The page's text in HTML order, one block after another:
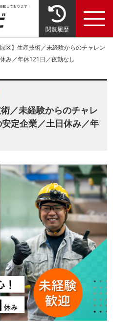
閲覧履歴
区】生産技術／未経験からのチャレン
み／年休121日／夜勤なし
／未経験からのチャレ
定企業／土日休み／年